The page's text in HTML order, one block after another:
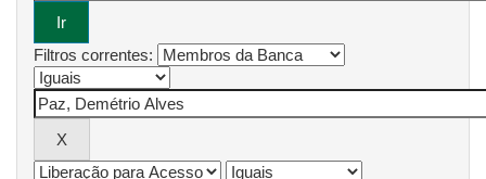
Filtros correntes: